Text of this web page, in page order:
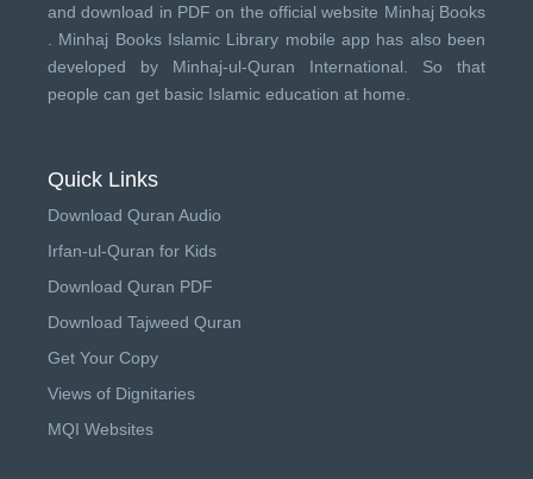
and download in PDF on the official website Minhaj Books
Minhaj Books Islamic Library mobile app has also been
developed by Minhaj-ul-Quran International . So that
people can get basic Islamic education at home.
Quick Links
Download Quran Audio
Irfan-ul-Quran for Kids
Download Quran PDF
Download Tajweed Quran
Get Your Copy
Views of Dignitaries
MQI Websites